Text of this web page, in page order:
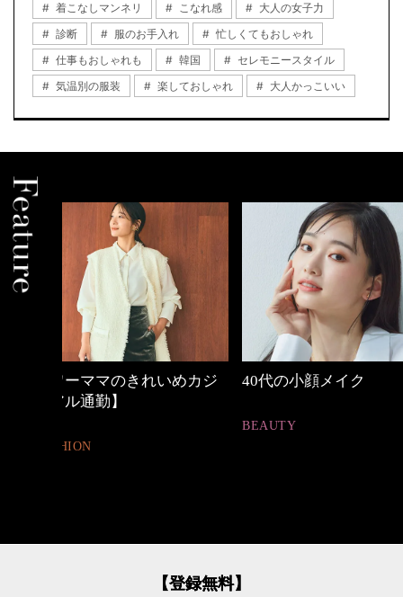
着こなしマンネリ こなれ感
大人の女子力
診断
服のお手入れ
忙しくてもおしゃれ
仕事もおしゃれも
韓国
セレモニースタイル
気温別の服装
楽しておしゃれ 大人かっこいい
40代の小顔メイク 働く女性のバッグ
FASHION
【登録無料】